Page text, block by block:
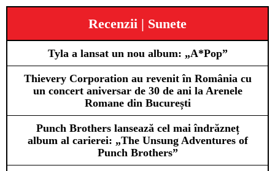
Recenzii | Sunete
Tyla a lansat un nou album: „A*Pop”
Thievery Corporation au revenit în România cu
un concert aniversar de 30 de ani la Arenele
Romane din București
Punch Brothers lansează cel mai îndrăzneț
album al carierei: „The Unsung Adventures of
Punch Brothers”